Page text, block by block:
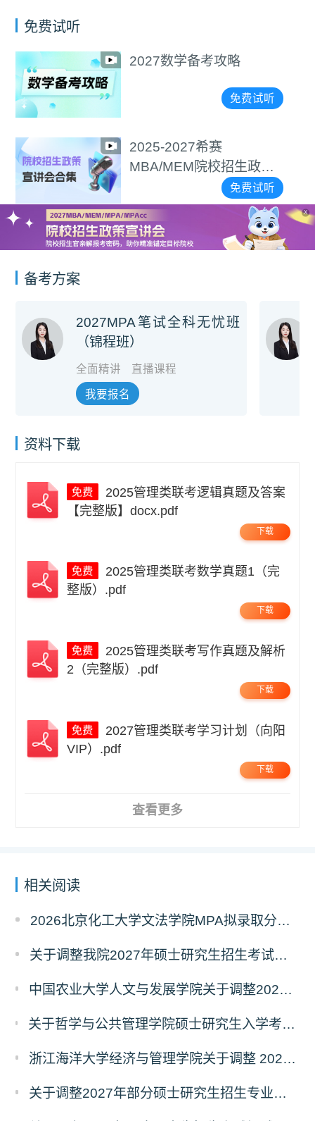
免费试听
2027数学备考攻略
免费试听
2025-2027希赛
MBA/MEM院校招生政策
免费试听
X
备考方案
2027MPA笔试全科无忧班
（锦程班）
全面精讲 直播课程
我要报名
资料下载
【完整版】docx.pdf
下载
整版）.pdf
下载
2（完整版）.pdf
下载
VIP）.pdf
下载
查看更多
相关阅读
2026北京化工大学文法学院MPA拟录取分析解读
关于调整我院2027年硕士研究生招生考试科目及参考书的通知
中国农业大学人文与发展学院关于调整2027年硕士研究生招生考试初试科目的通知
关于哲学与公共管理学院硕士研究生入学考试（初试） 考试科目及参考书目变更的通知（二）
浙江海洋大学经济与管理学院关于调整 2027年硕士研究生招生考试初试科目的公告
关于调整2027年部分硕士研究生招生专业初试考试科目的公告（持续更新中）